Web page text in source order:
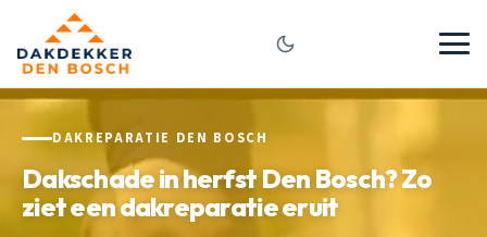
DAKREPARATIE DEN BOSCH
Dakschade in herfst Den Bosch? Zo
ziet een dakreparatie eruit